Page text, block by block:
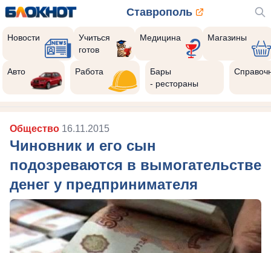
Ставрополь
Новости
Учиться
готов
Медицина Магазины
Авто Работа
Бары
- рестораны
Общество 16.11.2015
Чиновник и его сын
подозреваются в вымогательстве
денег у предпринимателя